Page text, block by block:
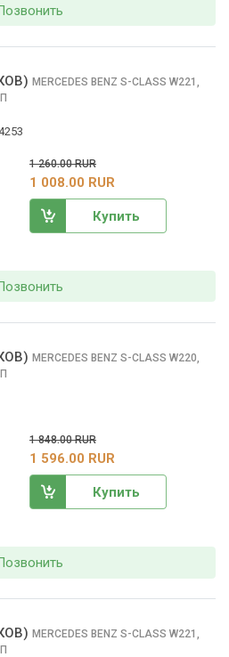
MERCEDES BENZ S-CLASS W221,
1 260.00 RUR
1 008.00 RUR
Купить
MERCEDES BENZ S-CLASS W220,
1 848.00 RUR
1 596.00 RUR
Купить
MERCEDES BENZ S-CLASS W221,